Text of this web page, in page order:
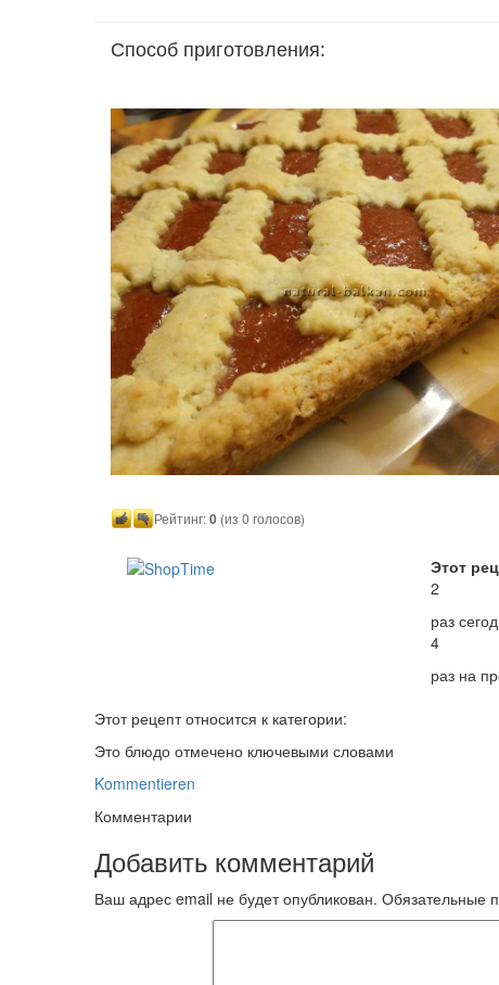
Способ приготовления:
Рейтинг:0 (из 0 голосов)
Этот
2
раз
4
раз на
Этот рецепт относится к категории:
Это блюдо отмечено ключевыми словами
Kommentieren
Комментарии
Добавить комментарий
Ваш адрес email не будет опубликован. Обязательные